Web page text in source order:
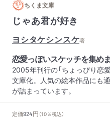
ちくま文庫
じゃあ君が好き
ヨシタケシンスケ著
恋愛っぽいスケッチを集め
2005年刊行の「ちょっぴり恋
文庫化。人気の絵本作品にも
が詰まっています。
定価924円 （10％税込）